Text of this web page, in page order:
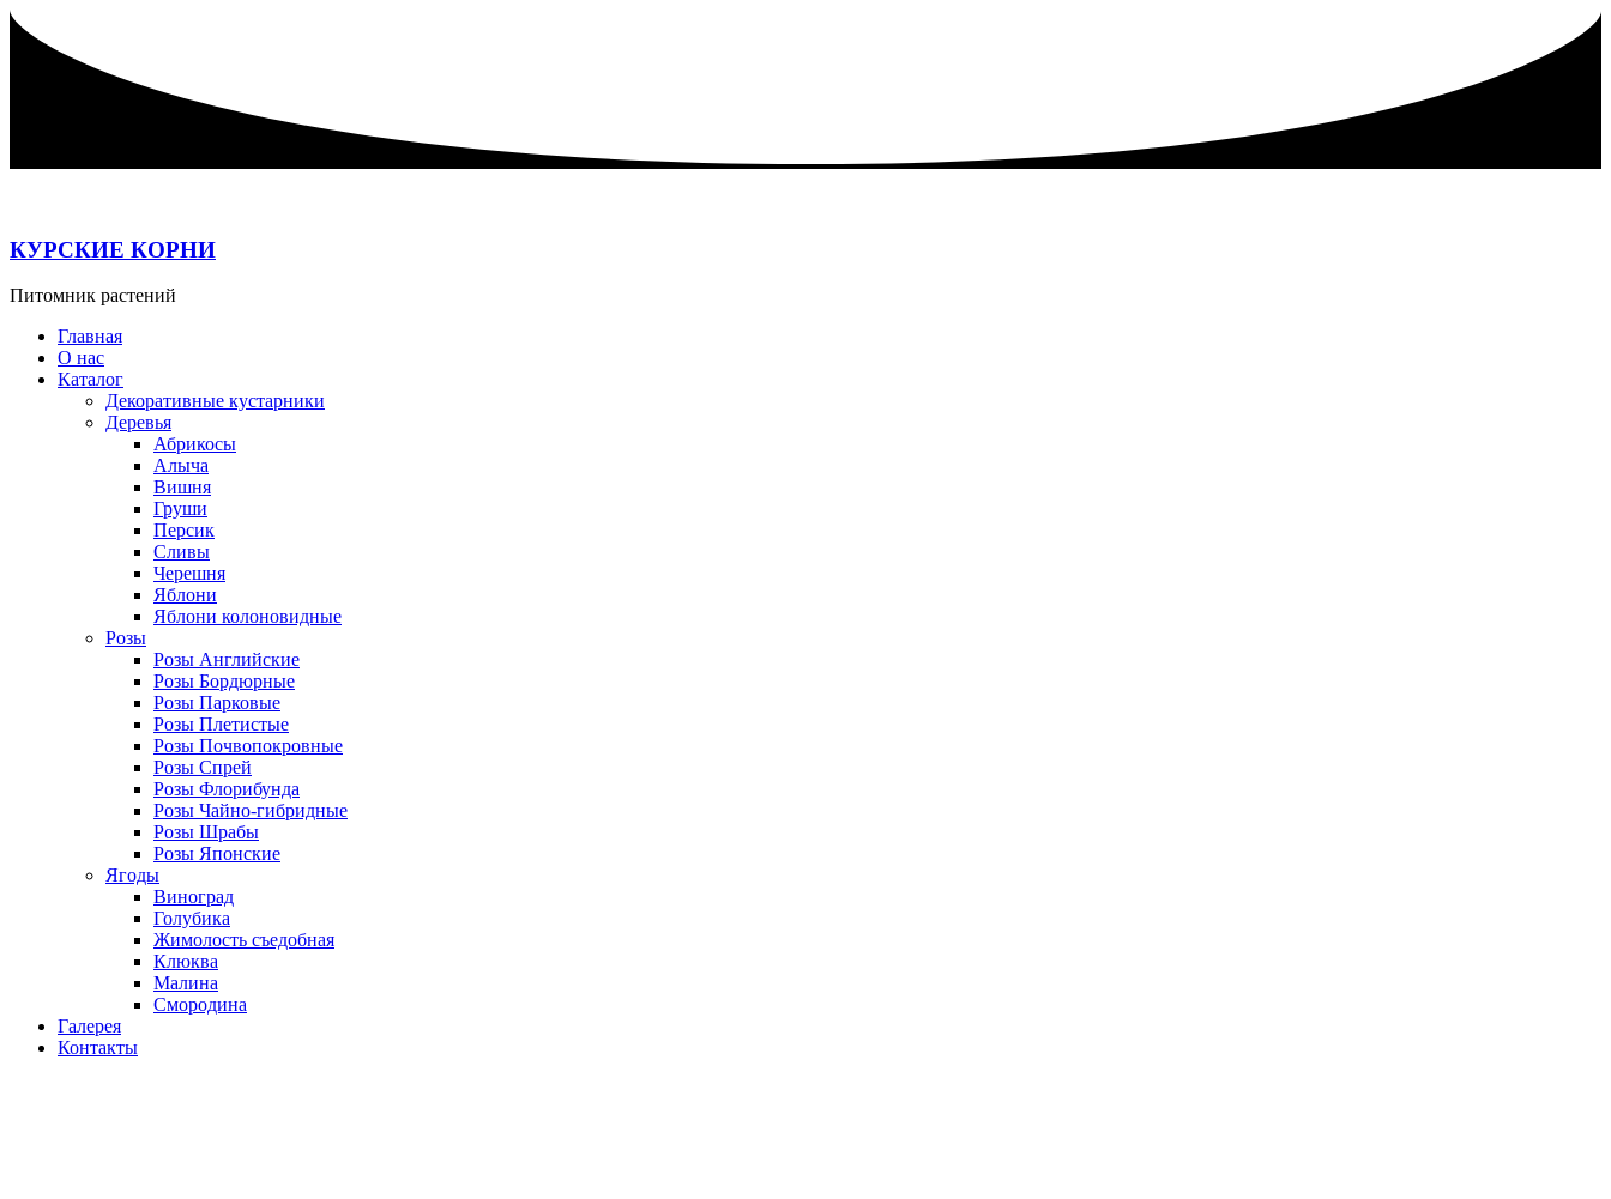
Перейти
содержимому
КУРСКИЕ КОРНИ
Питомник растений
Главная
О нас
Каталог
Декоративные кустарники
Деревья
Абрикосы
Алыча
Вишня
Груши
Персик
Сливы
Черешня
Яблони
Яблони колоновидные
Розы
Розы Английские
Розы Бордюрные
Розы Парковые
Розы Плетистые
Розы Почвопокровные
Розы Спрей
Розы Флорибунда
Розы Чайно-гибридные
Розы Шрабы
Розы Японские
Ягоды
Виноград
Голубика
Жимолость съедобная
Клюква
Малина
Смородина
Галерея
Контакты